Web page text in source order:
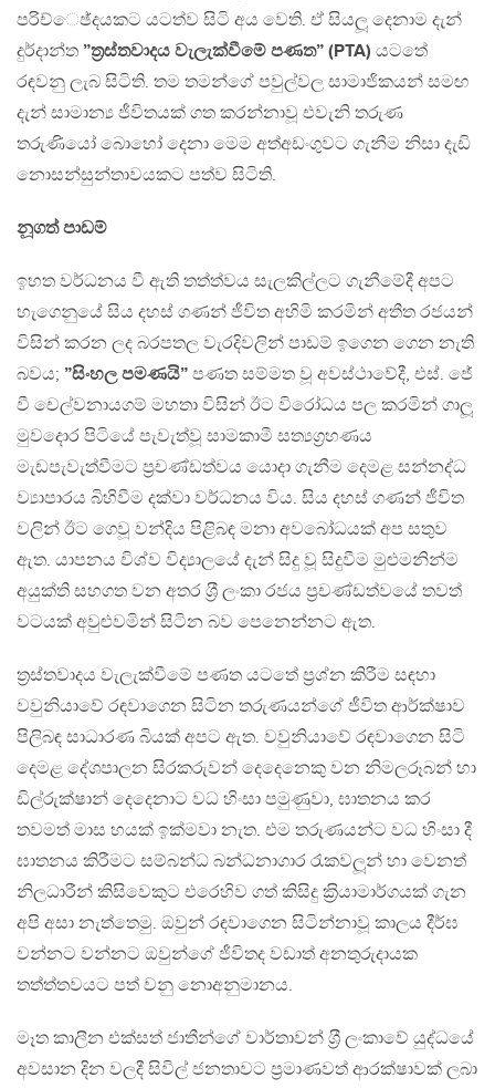
පරිච්ෙඡ්දයකට යටත්ව සිටි අය වෙති. ඒ සියලූ දෙනාම දැන්
දුර්දාන්ත ”ත‍්‍රස්තවාදය වැලැක්වීමේ පණත” (PTA) යටතේ
රඳවනු ලැබ සිටිති. තම තමන්ගේ පවුල්වල සාමාජිකයන් සමඟ
දැන් සාමාන්‍ය ජීවිතයක් ගත කරන්නාවූ එවැනි තරුණ
තරුණියෝ බොහෝ දෙනා මෙම අත්අඩංගුවට ගැනීම නිසා දැඩි
නොසන්සුන්තාවයකට පත්ව සිටිති.
නූගත් පාඩම්
ඉහත වර්ධනය වී ඇති තත්ත්වය සැලකිල්ලට ගැනීමේදී අපට
හැගෙනුයේ සිය දහස් ගණන් ජීවිත අහිමි කරමින් අතීත රජයන්
විසින් කරන ලද බරපතල වැරදිවලින් පාඩම් ඉගෙන ගෙන නැති
බවය; ”සිංහල පමණයි” පණත සම්මත වූ අවස්ථාවේදී, එස්. ජේ
වී චෙල්වනායගම් මහතා විසින් ඊට විරෝධය පල කරමින් ගාලූ
මුවදොර පිටියේ පැවැත්වූ සාමකාමී සත්‍යග‍්‍රහණය
මැඩපැවැත්වීමට ප‍්‍රචණ්ඩත්වය යොදා ගැනීම දෙමළ සන්නද්ධ
ව්‍යාපාරය බිහිවීම දක්වා වර්ධනය විය. සිය දහස් ගණන් ජීවිත
වලින් ඊට ගෙවූ වන්දිය පිළිබඳ මනා අවබෝධයක් අප සතුව
ඇත. යාපනය විශ්ව විද්‍යාලයේ දැන් සිදු වූ සිදුවීම මුළුමනින්ම
අයුක්ති සහගත වන අතර ශ‍්‍රී ලංකා රජය ප‍්‍රචණ්ඩත්වයේ තවත්
වටයක් අවුළුවමින් සිටින බව පෙනෙන්නට ඇත.
ත‍්‍රස්තවාදය වැලැක්වීමේ පණත යටතේ ප‍්‍රශ්න කිරීම සඳහා
වවුනියාවේ රඳවාගෙන සිටින තරුණයන්ගේ ජීවිත ආර්ක්ෂාව
පිලිබඳ සාධාරණ බියක් අපට ඇත. වවුනියාවේ රඳවාගෙන සිටි
දෙමළ දේශපාලන සිරකරුවන් දෙදෙනෙකු වන නිමලරූබන් හා
ඩිල්රුක්ෂාන් දෙදෙනාට වධ හිංසා පමුණුවා, ඝාතනය කර
තවමත් මාස හයක් ඉක්මවා නැත. එම තරුණයන්ට වධ හිංසා දී
ඝාතනය කිරීමට සම්බන්ධ බන්ධනාගාර රැකවලූන් හා වෙනත්
නිලධාරීන් කිසිවෙකුට එරෙහිව ගත් කිසිදු ක‍්‍රියාමාර්ගයක් ගැන
අපි අසා නැත්තෙමු. ඔවුන් රඳවාගෙන සිටින්නාවූ කාලය දීර්ඝ
වන්නට වන්නට ඔවුන්ගේ ජීවිතද වඩාත් අනතුරුදායක
තත්ත්තවයට පත් වනු නොඅනුමානය.
මෑත කාලීන එක්සත් ජාතීන්ගේ වාර්තාවන් ශ‍්‍රී ලංකාවේ යුද්ධයේ
අවසාන දින වලදී සිවිල් ජනතාවට ප‍්‍රමාණවත් ආරක්ෂාවක් ලබා